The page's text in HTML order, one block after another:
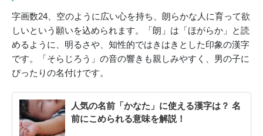
字画数24、空のように広い心を持ち、朗らかな人に育って欲
しいという願いを込められます。「朗」は「ほがらか」と読
めるように、明るさや、知性的ではきはきとした印象の漢字
です。「そらじろう」の音の響きも親しみやすく、男の子に
ぴったりの名付けです。
人気の名前「かなた」に使える漢字は？ 名
前にこめられる意味を解説！